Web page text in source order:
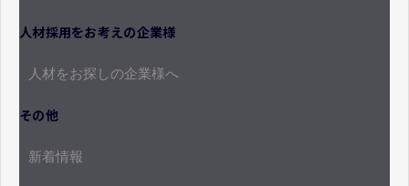
人材採用をお考えの企業様
人材をお探しの企業様へ
その他
新着情報